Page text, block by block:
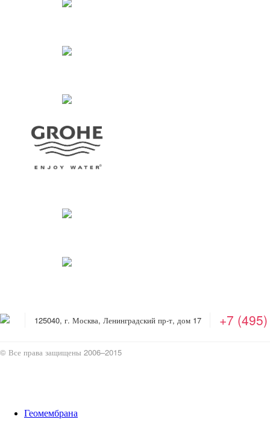
125040, г. Москва, Ленинградский пр-т, дом 17 +7 (495)
© Все права защищены 2006–2015
Геомембрана